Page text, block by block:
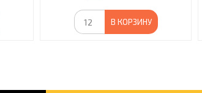
В КОРЗИНУ